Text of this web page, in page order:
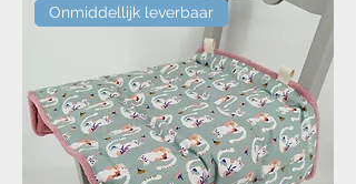
Onmiddellijk leverbaar